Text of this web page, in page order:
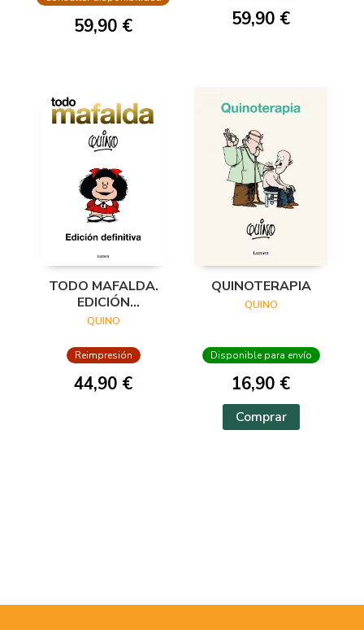
ANIVERSARIO, MAF
59,90 € 59,90 €
TODO MAFALDA.
EDICIÓN
DEFINITIVA
QUINO
Reimpresión
44,90 €
QUINOTERAPIA
QUINO
Disponible para envío
16,90 €
Comprar